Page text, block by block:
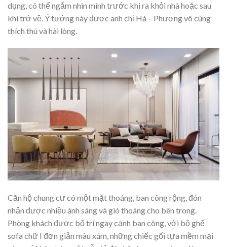
dụng, có thể ngắm nhìn mình trước khi ra khỏi nhà hoặc sau
khi trở về. Ý tưởng này được anh chị Hà – Phương vô cùng
thích thú và hài lòng.
Căn hộ chung cư có một mặt thoáng, ban công rộng, đón
nhận được nhiều ánh sáng và gió thoáng cho bên trong.
Phòng khách được bố trí ngay cạnh ban công, với bộ ghế
sofa chữ I đơn giản màu xám, những chiếc gối tựa mềm mại